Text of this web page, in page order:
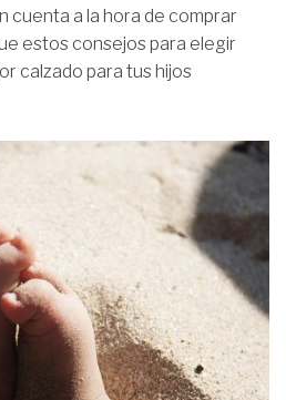
cuenta a la hora de comprar
estos consejos para elegir
calzado para tus hijos